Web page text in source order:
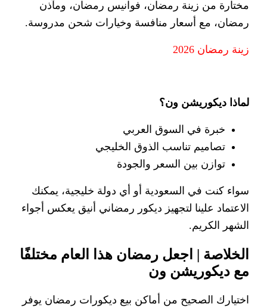
مختارة من زينة رمضان، فوانيس رمضان، ومآذن
رمضان، مع أسعار منافسة وخيارات شحن مدروسة.
زينة رمضان 2026
لماذا ديكوريشن ون؟
خبرة في السوق العربي
تصاميم تناسب الذوق الخليجي
توازن بين السعر والجودة
سواء كنت في السعودية أو أي دولة خليجية، يمكنك
الاعتماد علينا لتجهيز ديكور رمضاني أنيق يعكس أجواء
الشهر الكريم.
الخلاصة | اجعل رمضان هذا العام مختلفًا
مع ديكوريشن ون
اختيارك الصحيح من أماكن بيع ديكورات رمضان يوفر